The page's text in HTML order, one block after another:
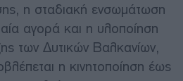
η σταδιακή ενσωμάτωση
αγορά και η υλοποίηση
των Δυτικών Βαλκανίων,
η κινητοποίηση έως